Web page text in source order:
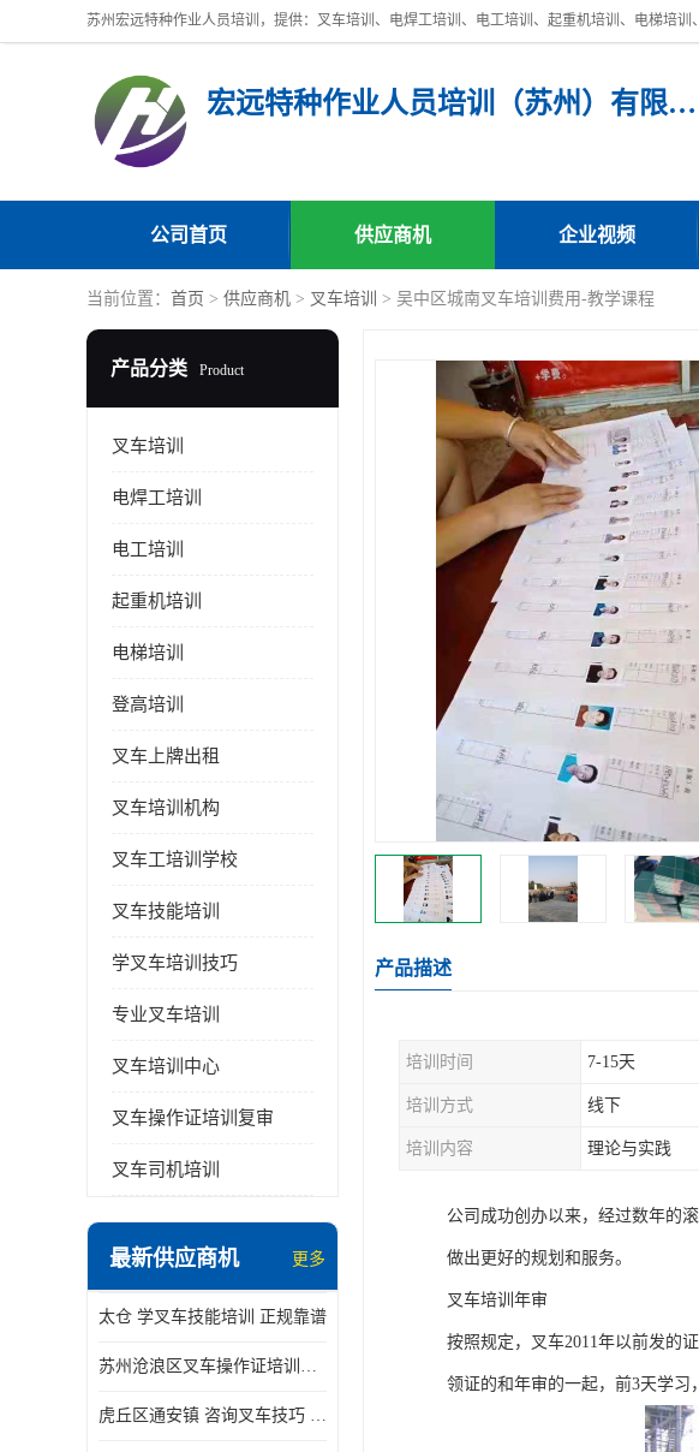
宏远特种作业人员培训（苏州）有限公司
公司首页 供应商机 企业视频
当前位置： 首页 > 供应商机 > 叉车培训 > 吴中区城南叉车培训费用-教学课程
产品分类 Product
叉车培训
电焊工培训
电工培训
起重机培训
电梯培训
登高培训
叉车上牌出租
叉车培训机构
叉车工培训学校
叉车技能培训
学叉车培训技巧
专业叉车培训
叉车培训中心
叉车操作证培训复审
叉车司机培训
最新供应商机 更多
太仓 学叉车技能培训 正规靠谱
苏州沧浪区叉车操作证培训已更新科目
虎丘区通安镇 咨询叉车技巧 新政策已公布
产品描述
培训时间 7-15天
培训方式 线下
培训内容 理论与实践
公司成功创办以来，经过数年的
做出更好的规划和服务。
叉车培训年审
按照规定，叉车2011年以前发的
领证的和年审的一起，前3天学习